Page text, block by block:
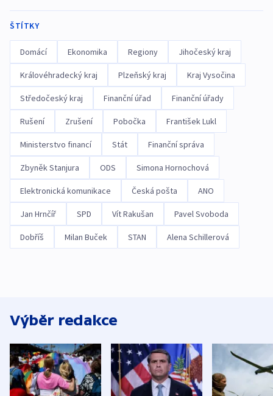
ŠTÍTKY
Domácí Ekonomika Regiony Jihočeský kraj
Královéhradecký kraj Plzeňský kraj Kraj Vysočina
Středočeský kraj Finanční úřad Finanční úřady
Rušení Zrušení Pobočka František Lukl
Ministerstvo financí Stát Finanční správa
Zbyněk Stanjura ODS Simona Hornochová
Elektronická komunikace Česká pošta ANO
Jan Hrnčíř SPD Vít Rakušan Pavel Svoboda
Dobříš Milan Buček STAN Alena Schillerová
Výběr redakce